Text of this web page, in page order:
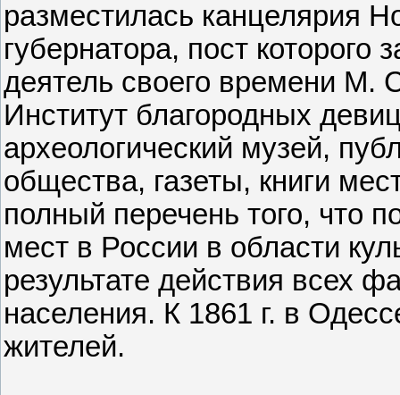
разместилась канцелярия
губернатора, пост которого
деятель своего времени М.
Институт благородных
археологический музей,
общества, газеты, книги
полный перечень того, что
мест в России в области
результате действия всех
населения. К 1861 г. в
жителей.